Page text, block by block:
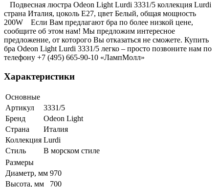
Подвесная люстра Odeon Light Lurdi 3331/5 коллекция Lurdi
страна Италия, цоколь E27, цвет Белый, общая мощность
200W Если Вам предлагают бра по более низкой цене,
сообщите об этом нам! Мы предложим интересное
предложение, от которого Вы отказаться не сможете. Купить
бра Odeon Light Lurdi 3331/5 легко – просто позвоните нам по
телефону +7 (495) 665-90-10 «ЛампМолл»
Характеристики
Основные
Артикул
3331/5
Бренд
Odeon Light
Страна
Италия
Коллекция Lurdi
Стиль
В морском стиле
Размеры
Диаметр, мм 970
Высота, мм
700